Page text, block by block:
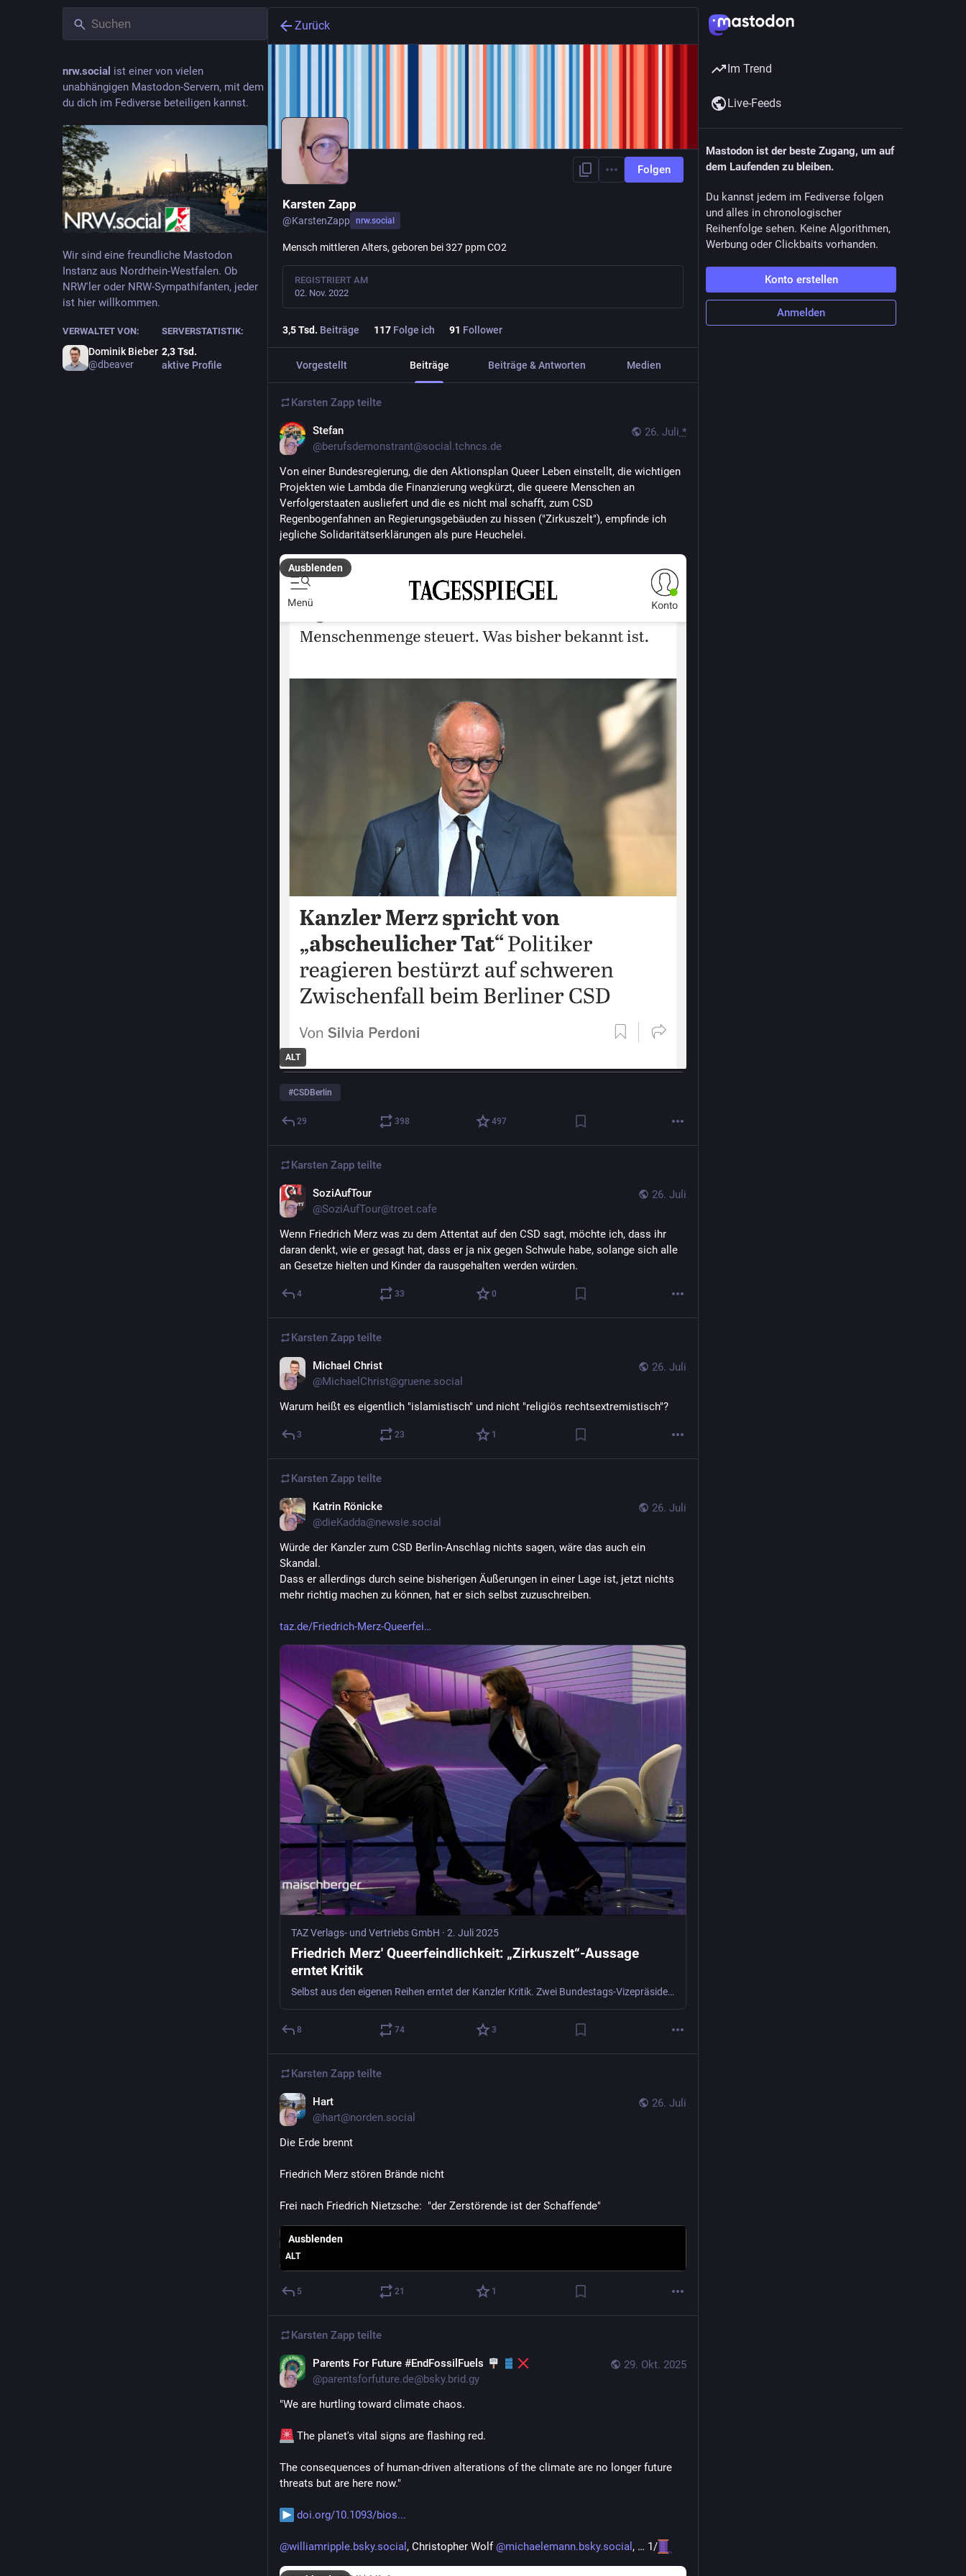
nrw.social ist einer von vielen
unabhängigen Mastodon-Servern, mit dem
du dich im Fediverse beteiligen kannst.
Wir sind eine freundliche Mastodon
Instanz aus Nordrhein-Westfalen. Ob
NRW'ler oder NRW-Sympathifanten, jeder
ist hier willkommen.
VERWALTET VON:
Dominik Bieber
@dbeaver
SERVERSTATISTIK:
2,3Tsd.
aktive Profile
Zurück
Folgen
Karsten Zapp
@KarstenZapp nrw.social
Mensch mittleren Alters, geboren bei 327 ppm CO2
REGISTRIERT AM
02. Nov. 2022
3,5Tsd. Beiträge 117 Folge ich 91 Follower
Vorgestellt Beiträge Beiträge & Antworten Medien
Karsten Zapp teilte
26. Juli *
Stefan
@berufsdemonstrant@social.tchncs.de
Von einer Bundesregierung, die den Aktionsplan Queer Leben einstellt, die wichtigen
Projekten wie Lambda die Finanzierung wegkürzt, die queere Menschen an
Verfolgerstaaten ausliefert und die es nicht mal schafft, zum CSD
Regenbogenfahnen an Regierungsgebäuden zu hissen ("Zirkuszelt"), empfinde ich
jegliche Solidaritätserklärungen als pure Heuchelei.
ALT
Ausblenden
#CSDBerlin
29 398 497
Karsten Zapp teilte
26. Juli
SoziAufTour
@SoziAufTour@troet.cafe
Wenn Friedrich Merz was zu dem Attentat auf den CSD sagt, möchte ich, dass ihr
daran denkt, wie er gesagt hat, dass er ja nix gegen Schwule habe, solange sich alle
an Gesetze hielten und Kinder da rausgehalten werden würden.
4 33 0
Karsten Zapp teilte
26. Juli
Michael Christ
@MichaelChrist@gruene.social
Warum heißt es eigentlich "islamistisch" und nicht "religiös rechtsextremistisch"?
3 23 1
Karsten Zapp teilte
26. Juli
Katrin Rönicke
@dieKadda@newsie.social
Würde der Kanzler zum CSD Berlin-Anschlag nichts sagen, wäre das auch ein
Skandal.
Dass er allerdings durch seine bisherigen Äußerungen in einer Lage ist, jetzt nichts
mehr richtig machen zu können, hat er sich selbst zuzuschreiben.
taz.de/Friedrich-Merz-Queerfei
TAZ Verlags- und Vertriebs GmbH · 2. Juli 2025
Friedrich Merz' Queerfeindlichkeit: „Zirkuszelt“-Aussage
erntet Kritik
Selbst aus den eigenen Reihen erntet der Kanzler Kritik. Zwei Bundestags-VizepräsidentInnen kündigten an, den Berliner CSD zu eröffnen.
8 74 3
Karsten Zapp teilte
26. Juli
Hart
@hart@norden.social
Die Erde brennt
Friedrich Merz stören Brände nicht
Frei nach Friedrich Nietzsche:  "der Zerstörende ist der Schaffende"
ALT
Ausblenden
5 21 1
Karsten Zapp teilte
29. Okt. 2025
Parents For Future #EndFossilFuels
@parentsforfuture.de@bsky.brid.gy
"We are hurtling toward climate chaos.
The planet's vital signs are flashing red.
The consequences of human-driven alterations of the climate are no longer future
threats but are here now."
doi.org/10.1093/bios...
@williamripple.bsky.social , Christopher Wolf @michaelemann.bsky.social , … 1/
Im Trend
Live-Feeds
Mastodon ist der beste Zugang, um auf
dem Laufenden zu bleiben.
Du kannst jedem im Fediverse folgen
und alles in chronologischer
Reihenfolge sehen. Keine Algorithmen,
Werbung oder Clickbaits vorhanden.
Konto erstellen
Anmelden